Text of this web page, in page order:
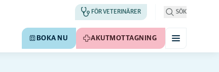
FÖR VETERINÄRER SÖK
BOKA NU AKUTMOTTAGNING